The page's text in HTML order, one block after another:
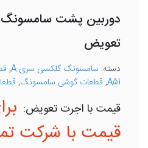
تعویض
دسته: سامسونگ گلکسی سری A ,
A51
, قطعات گوشی سامسونگ,
قیمت با شرکت